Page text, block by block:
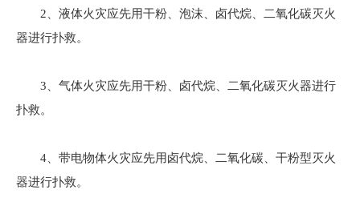
2、液体火灾应先用干粉、泡沫、卤代烷、二氧化碳灭火
器进行扑救。
3、气体火灾应先用干粉、卤代烷、二氧化碳灭火器进行
扑救。
4、带电物体火灾应先用卤代烷、二氧化碳、干粉型灭火
器进行扑救。